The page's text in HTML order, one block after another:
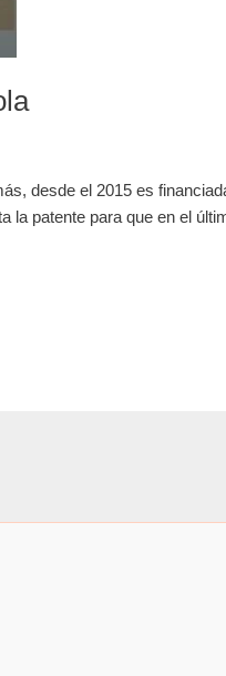
desde el 2015 es
la patente para que en el